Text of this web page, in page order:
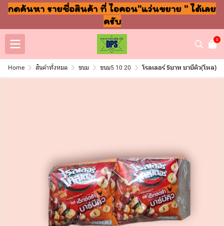
กดค้นหา รายชื่อสินค้า ที่ ไอคอน"แว่นขยาย " ได้เลย
ครับ
0
Home สินค้าทั้งหมด ขนม ขนม5 10 20 โรลเลอร์ 5บาท บาบีคิว(โหล)